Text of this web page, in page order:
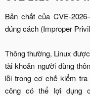
Bản chất của CVE-
đúng cách (Improper
Thông thường, Linux
tài khoản người dùng
lỗi trong cơ chế kiểm
công có thể lợi dụng